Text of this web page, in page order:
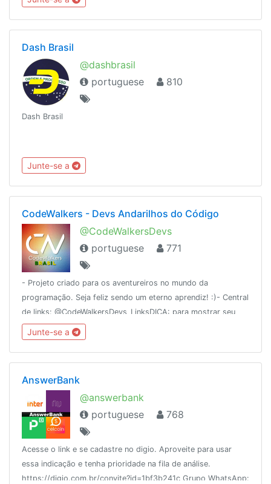
Dash Brasil
@dashbrasil
portuguese
810
Dash Brasil
Junte-se a
CodeWalkers - Devs Andarilhos do Código
@CodeWalkersDevs
portuguese
771
- Projeto criado para os aventureiros no mundo da
programação. Seja feliz sendo um eterno aprendiz! :)- Central
de links: @CodeWalkersDevs_LinksDICA: para mostrar seu
código, use ghostbin.co ou use o modo inline do
@makepastebot.
Junte-se a
AnswerBank
@answerbank
portuguese
768
Acesse o link e se cadastre no digio. Aproveite para usar
essa indicação e tenha prioridade na fila de análise.
https://digio.com.br/convite?id=1bf3b241c Grupo WhatsApp: